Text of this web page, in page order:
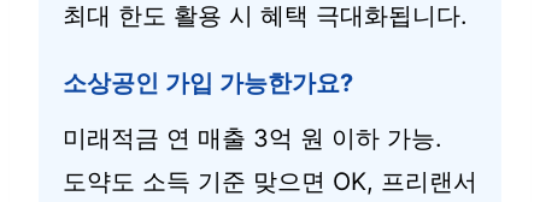
최대 한도 활용 시 혜택 극대화됩니다.
소상공인 가입 가능한가요?
미래적금 연 매출 3억 원 이하 가능.
도약도 소득 기준 맞으면 OK, 프리랜서